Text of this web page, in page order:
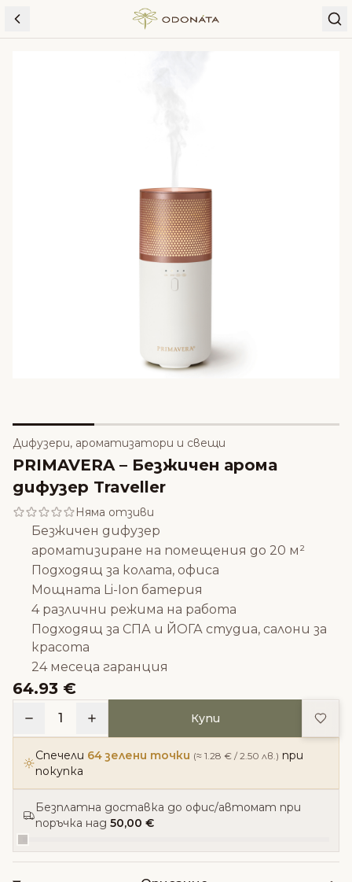
Skip to content
Дифузери, ароматизатори и свещи
PRIMAVERA – Безжичен арома
дифузер Traveller
Няма отзиви
Безжичен дифузер
ароматизиране на помещения до 20 м²
Подходящ за колата, офиса
Мощната Li-Ion батерия
4 различни режима на работа
Подходящ за СПА и ЙОГА студиа, салони за
красота
24 месеца гаранция
64.93 €
1 Купи
Спечели 64 зелени точки (≈ 1.28 € / 2.50 лв.) при
покупка
Безплатна доставка до офис/автомат при
поръчка над 50,00 €